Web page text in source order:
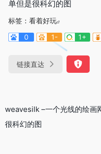
单但是很科幻的图
标签： 看着好玩
0
1- 1+
链接直达
weavesilk –一个光线的绘画
很科幻的图